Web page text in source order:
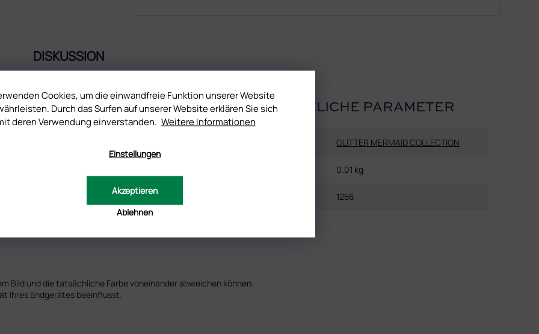
Cookies, um die einwandfreie Funktion unserer Website
Durch das Surfen auf unserer Website erklären Sie sich
deren Verwendung einverstanden. Weitere Informationen
Einstellungen
Ablehnen
Akzeptieren
DISKUSSION
Bild und die tatsächliche Farbe voneinander abweichen können.
Ihres Endgerätes beeinflusst.
ZUSÄTZLICHE PARAMETER
GLITTER MERMAID COLLECTION
0.01 kg
1256